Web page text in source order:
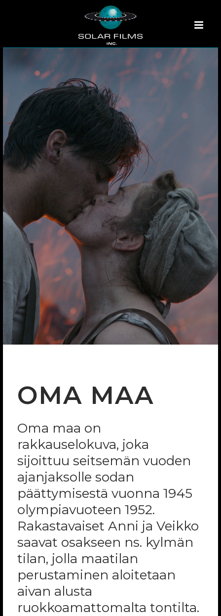
OMA MAA
Oma maa on
rakkauselokuva, joka
sijoittuu seitsemän vuoden
ajanjaksolle sodan
päättymisestä vuonna 1945
olympiavuoteen 1952.
Rakastavaiset Anni ja Veikko
saavat osakseen ns. kylmän
tilan, jolla maatilan
perustaminen aloitetaan
aivan alusta
ruokkoamattomalta tontilta.